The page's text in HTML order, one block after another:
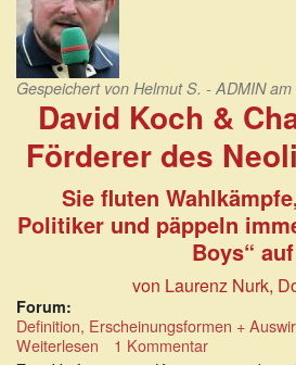
Gespeichert von Helmut S. - ADMINam
David Koch &
Förderer des
Sie fluten
Politiker und päppeln
Boys“ auf
von Laurenz Nurk,
Forum:
Definition, Erscheinungsformen +
Weiterlesen über
1 Kommentar